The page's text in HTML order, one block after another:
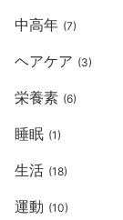
中高年 (7)
ヘアケア (3)
栄養素 (6)
睡眠 (1)
生活 (18)
運動 (10)